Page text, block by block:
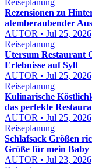
Reiseplanung
Rezensionen zu
atemberaubender
AUTOR • Jul 25, 2026
Reiseplanung
Utersum Restaurant
Erlebnisse auf Sylt
AUTOR • Jul 25, 2026
Reiseplanung
Kulinarische
das perfekte
AUTOR • Jul 25, 2026
Reiseplanung
Schlafsack Größen
Größe für mein Baby
AUTOR • Jul 23, 2026